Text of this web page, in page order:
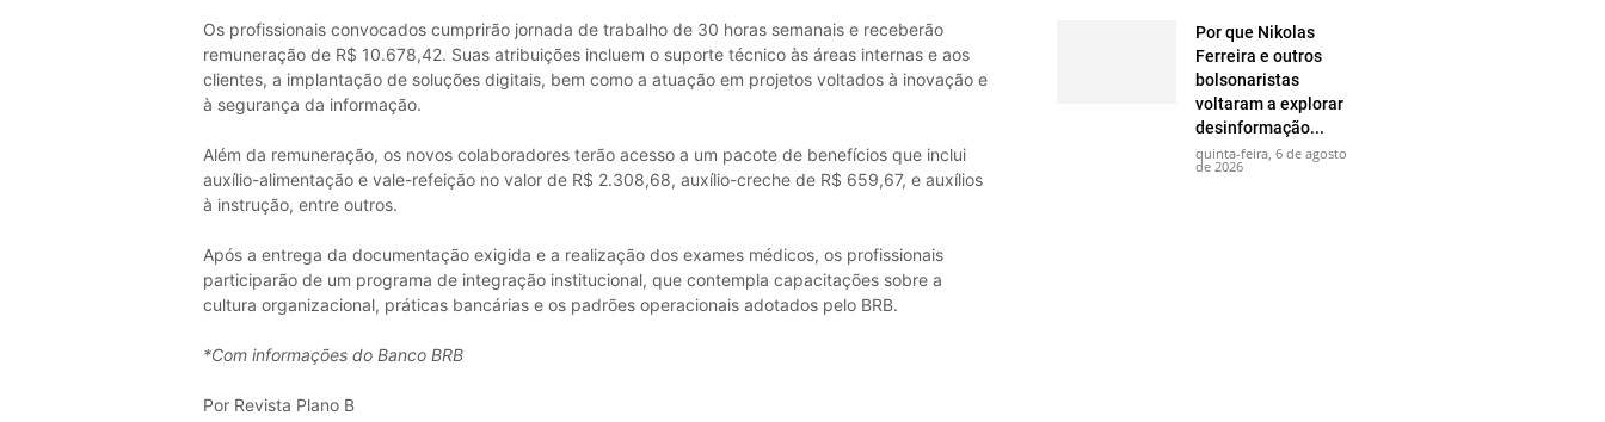
Por que Nikolas
Ferreira e outros
bolsonaristas
voltaram a explorar
desinformação...
quinta-feira, 6 de agosto
de 2026
Os profissionais convocados cumprirão jornada de trabalho de 30 horas semanais e receberão
remuneração de R$ 10.678,42. Suas atribuições incluem o suporte técnico às áreas internas e aos
clientes, a implantação de soluções digitais, bem como a atuação em projetos voltados à inovação e
à segurança da informação.
Além da remuneração, os novos colaboradores terão acesso a um pacote de benefícios que inclui
auxílio-alimentação e vale-refeição no valor de R$ 2.308,68, auxílio-creche de R$ 659,67, e auxílios
à instrução, entre outros.
Após a entrega da documentação exigida e a realização dos exames médicos, os profissionais
participarão de um programa de integração institucional, que contempla capacitações sobre a
cultura organizacional, práticas bancárias e os padrões operacionais adotados pelo BRB.
*Com informações do Banco BRB
Por Revista Plano B